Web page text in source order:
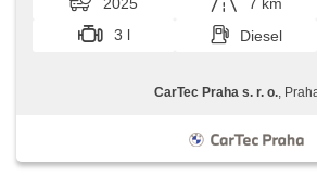
3 l
Diesel
CarTec Praha s. r. o.,